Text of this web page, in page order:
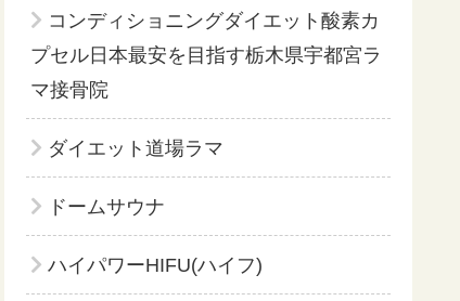
コンディショニングダイエット酸素カ
プセル日本最安を目指す栃木県宇都宮ラ
マ接骨院
ダイエット道場ラマ
ドームサウナ
ハイパワーHIFU(ハイフ)